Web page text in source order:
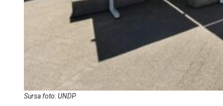
Sursa foto: UNDP